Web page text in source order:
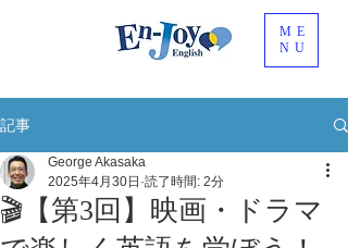
ME
NU
記事
🎬【第3回】映画・ドラマ
George Akasaka
2025年4月30日 読了時間: 2分